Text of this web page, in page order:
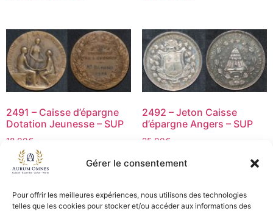
Gérer le consentement
Pour offrir les meilleures expériences, nous utilisons des technologies
telles que les cookies pour stocker et/ou accéder aux informations des
2491 – Caisse d’épargne
Dotation Jeunesse – SUP
18,00€
Ajouter au panier
2492 – Jeton Caisse
d’épargne Angers – SUP
25,00€
Ajouter au panier